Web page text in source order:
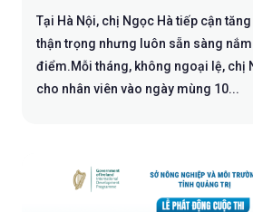
Tại Hà Nội, chị Ngọc Hà tiếp cận
thận trọng nhưng luôn sẵn sàng
điểm.Mỗi tháng, không ngoại lệ, chị
cho nhân viên vào ngày mùng 10...